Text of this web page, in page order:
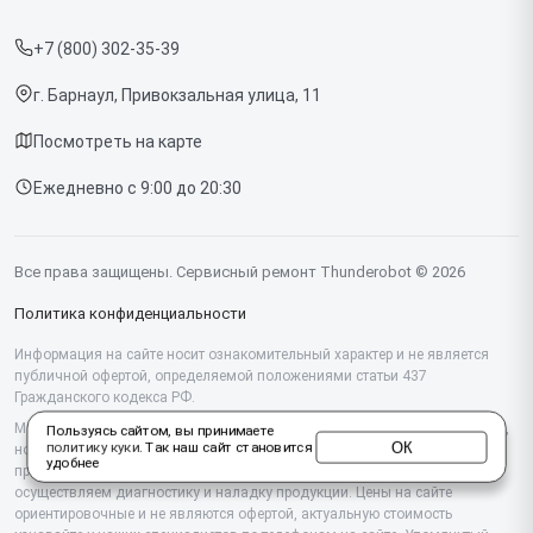
Срочный ремонт
Доставка и способы оплаты
Диагностика
Контакты
+7 (800) 302-35-39
г. Барнаул, Привокзальная улица, 11
Посмотреть на карте
Ежедневно с 9:00 до 20:30
Все права защищены. Сервисный ремонт Thunderobot © 2026
Политика конфиденциальности
Информация на сайте носит ознакомительный характер и не является
публичной офертой, определяемой положениями статьи 437
Гражданского кодекса РФ.
Мы специализируемся на обслуживании и ремонте техники Thunderobot,
но не являемся их официальным представителем. Предоставляем
профессиональные услуги после истечения гарантии, а также
осуществляем диагностику и наладку продукции. Цены на сайте
ориентировочные и не являются офертой, актуальную стоимость
Пользуясь сайтом, вы принимаете
политику куки. Так наш сайт становится
удобнее
ОК